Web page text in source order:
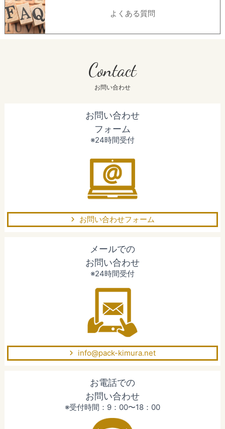
よくある質問
Contact
お問い合わせ
お問い合わせ
フォーム
※24時間受付
お問い合わせフォーム
メールでの
お問い合わせ
※24時間受付
info@pack-kimura.net
お電話での
お問い合わせ
※受付時間：9：00〜18：00